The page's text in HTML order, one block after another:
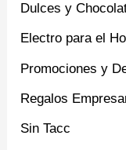
Dulces y
Electro para el
Promociones y
Regalos
Sin Tacc